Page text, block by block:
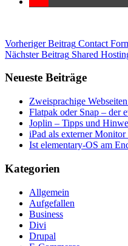
VorherigerBeitrag Contact
NächsterBeitrag Shared
Neueste Beiträge
Zweisprachige
Flatpak oder Snap – der
Joplin – Tipps und
iPad als externer
Ist elementary-OS am
Kategorien
Allgemein
Aufgefallen
Business
Divi
Drupal